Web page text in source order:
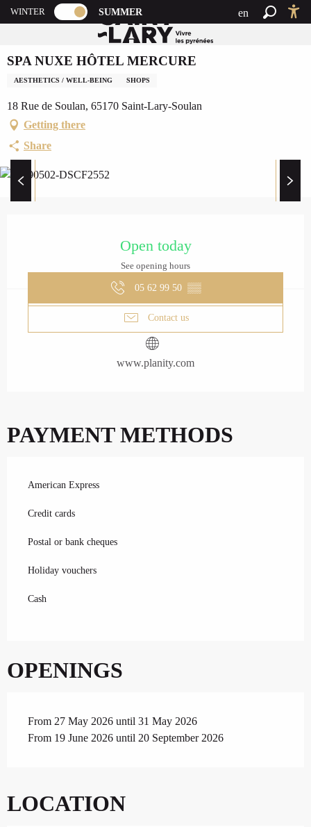
A
e
u
c
o
n
PAGE D’ACCUEIL ACTUELLE ÉTÉ : PASSER EN MODE
WINTER PAGE D’ACCUEIL ACTUELLE ÉTÉ : PASSER
SUMMER en
Search
Summer home SPA NUXE HÔTEL MERCURE
SPA NUXE HÔTEL MERCURE
AESTHETICS / WELL-BEING SHOPS
18 Rue de Soulan, 65170 Saint-Lary-Soulan
Getting there
Share
Open today
See opening hours
05 62 99 50 ▒▒
Contact us
www.planity.com
PAYMENT METHODS
American Express
Credit cards
Postal or bank cheques
Holiday vouchers
Cash
OPENINGS
From 27 May 2026 until 31 May 2026
From 19 June 2026 until 20 September 2026
LOCATION